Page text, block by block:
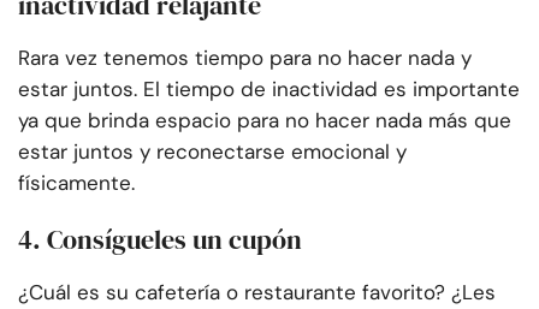
Rara vez tenemos tiempo para no hacer nada y
estar juntos. El tiempo de inactividad es importante
ya que brinda espacio para no hacer nada más que
estar juntos y reconectarse emocional y
físicamente.
4. Consígueles un cupón
¿Cuál es su cafetería o restaurante favorito? ¿Les